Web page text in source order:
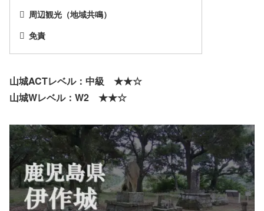
周辺観光（地域共鳴）
免責
山城ACTレベル：中級 ★★☆
山城Wレベル：W2 ★★☆